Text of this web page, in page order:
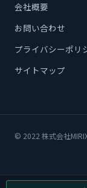
会社概要
お問い合わせ
プライバシーポリ
サイトマップ
© 2022 株式会社